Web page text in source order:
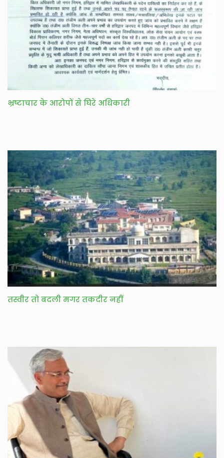
भ्रष्टाचार के आरोपों से घिरे अधिकारी
तस्वीर तो बदली मगर तकदीर नहीं